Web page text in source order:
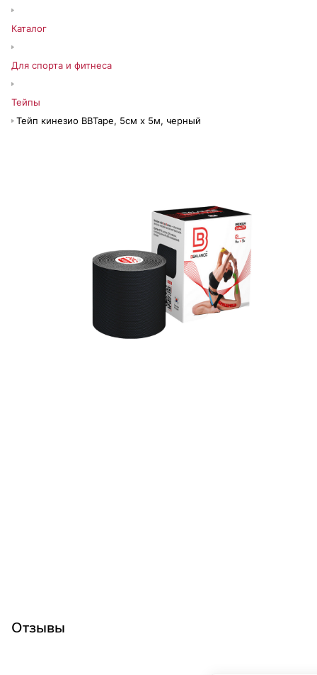
Каталог
Для спорта и фитнеса
Тейпы
Тейп кинезио BBTape, 5см х 5м, черный
Отзывы